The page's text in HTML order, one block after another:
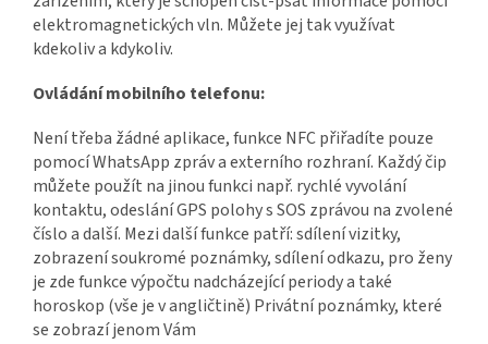
elektromagnetických vln. Můžete jej tak využívat
kdekoliv a kdykoliv.
Ovládání mobilního telefonu:
Není třeba žádné aplikace, funkce NFC přiřadíte pouze
pomocí WhatsApp zpráv a externího rozhraní. Každý čip
můžete použít na jinou funkci např. rychlé vyvolání
kontaktu, odeslání GPS polohy s SOS zprávou na zvolené
číslo a další. Mezi další funkce patří: sdílení vizitky,
zobrazení soukromé poznámky, sdílení odkazu, pro ženy
je zde funkce výpočtu nadcházející periody a také
horoskop (vše je v angličtině) Privátní poznámky, které
se zobrazí jenom Vám